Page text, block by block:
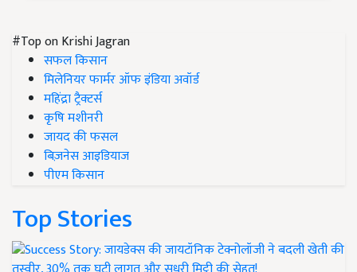
#Top on Krishi Jagran
सफल किसान
मिलेनियर फार्मर ऑफ इंडिया अवॉर्ड
महिंद्रा ट्रैक्टर्स
कृषि मशीनरी
जायद की फसल
बिज़नेस आइडियाज
पीएम किसान
Top Stories